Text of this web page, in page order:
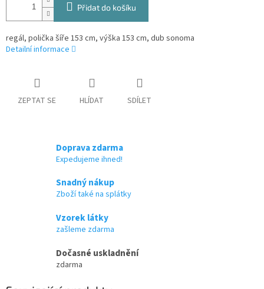
Přidat do košíku
regál, polička šíře 153 cm, výška 153 cm, dub sonoma
Detailní informace
ZEPTAT SE HLÍDAT SDÍLET
Doprava zdarma
Expedujeme ihned!
Snadný nákup
Zboží také na splátky
Vzorek látky
zašleme zdarma
Dočasné uskladnění
zdarma